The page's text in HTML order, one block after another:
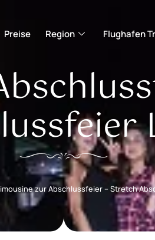
Preise Region Flughafen
zur Abschlussfeier – Stretch